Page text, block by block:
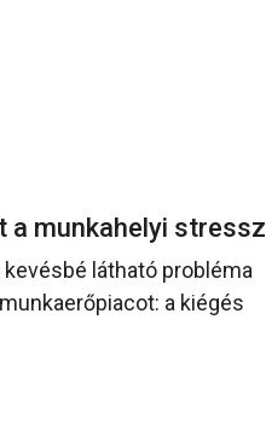
a munkahelyi stressz
látható probléma
a kiégés